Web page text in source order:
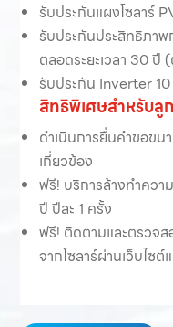
รับประกันแผงโซลาร์
รับประกันประสิทธิภา
ตลอดระยะเวลา 30 ปี
รับประกัน Inverter
สิทธิพิเศษสำหรับลู
ดำเนินการยื่นคำขอขน
เกี่ยวข้อง
ฟรี! บริการล้างทำคว
ปี ปีละ 1 ครั้ง
ฟรี! ติดตามและตรวจ
จากโซลาร์ผ่านเว็บไซ